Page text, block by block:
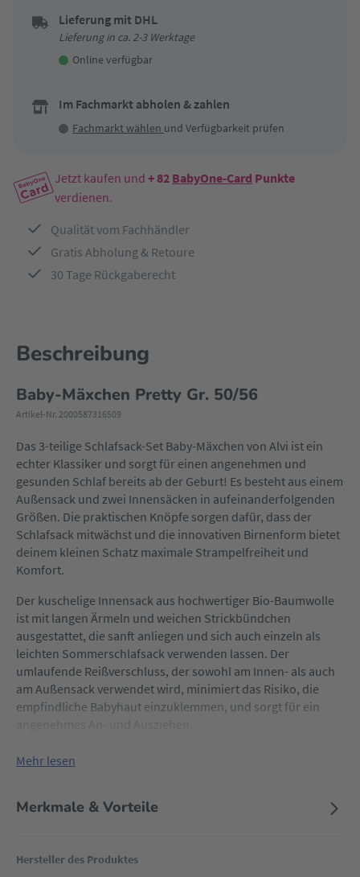
Lieferung mit DHL
Lieferung in ca. 2-3 Werktage
Online verfügbar
Im Fachmarkt abholen & zahlen
Fachmarkt wählen und Verfügbarkeit prüfen
Jetzt kaufen und + 82 BabyOne-Card Punkte
verdienen.
Qualität vom Fachhändler
Gratis Abholung & Retoure
30 Tage Rückgaberecht
Beschreibung
Baby-Mäxchen Pretty Gr. 50/56
Artikel-Nr. 2000587316509
Das 3-teilige Schlafsack-Set Baby-Mäxchen von Alvi ist ein
echter Klassiker und sorgt für einen angenehmen und
gesunden Schlaf bereits ab der Geburt! Es besteht aus einem
Außensack und zwei Innensäcken in aufeinanderfolgenden
Größen. Die praktischen Knöpfe sorgen dafür, dass der
Schlafsack mitwächst und die innovativen Birnenform bietet
deinem kleinen Schatz maximale Strampelfreiheit und
Komfort.
Der kuschelige Innensack aus hochwertiger Bio-Baumwolle
ist mit langen Ärmeln und weichen Strickbündchen
ausgestattet, die sanft anliegen und sich auch einzeln als
leichten Sommerschlafsack verwenden lassen. Der
umlaufende Reißverschluss, der sowohl am Innen- als auch
am Außensack verwendet wird, minimiert das Risiko, die
empfindliche Babyhaut einzuklemmen, und sorgt für ein
Der Außensack aus kuscheligem Baumwoll-Jersey ist leicht
ohne störende Naht gefertigt, um den Schlafkomfort zu
Babyüberwachungsgeräte problemlos nutzen zu können.
Mehr lesen
Merkmale & Vorteile
Hersteller des Produktes